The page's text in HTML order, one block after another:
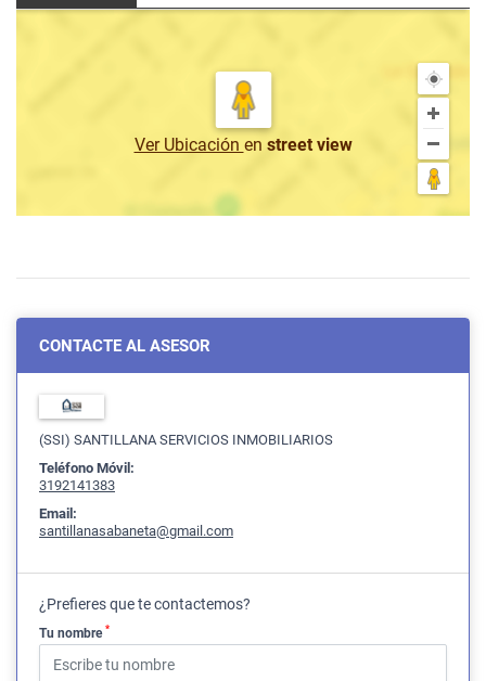
Ver Ubicación en street view
CONTACTE AL ASESOR
(SSI) SANTILLANA SERVICIOS INMOBILIARIOS
Teléfono Móvil:
3192141383
Email:
santillanasabaneta@gmail.com
¿Prefieres que te contactemos?
Tu nombre *